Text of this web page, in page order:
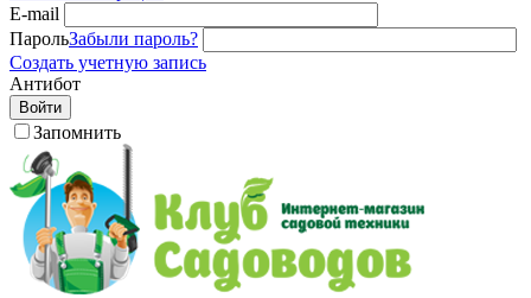
E-mail
ПарольЗабыли пароль?
Создать учетную запись
Антибот
Войти
Запомнить